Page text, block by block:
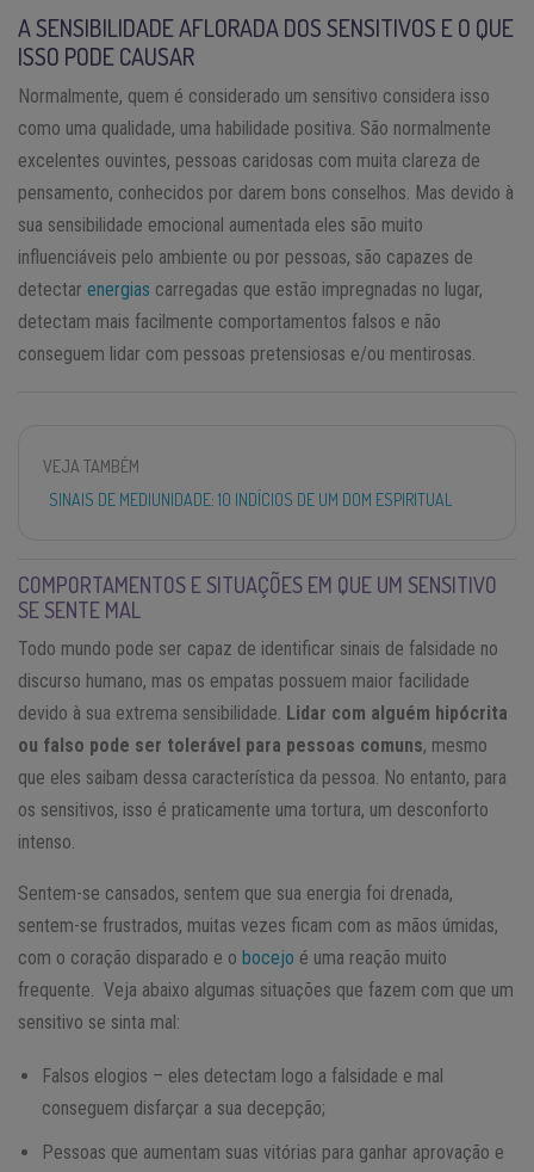
A SENSIBILIDADE AFLORADA DOS SENSITIVOS E O QUE
ISSO PODE CAUSAR
Normalmente, quem é considerado um sensitivo considera isso
como uma qualidade, uma habilidade positiva. São normalmente
excelentes ouvintes, pessoas caridosas com muita clareza de
pensamento, conhecidos por darem bons conselhos. Mas devido à
sua sensibilidade emocional aumentada eles são muito
influenciáveis pelo ambiente ou por pessoas, são capazes de
detectar energias carregadas que estão impregnadas no lugar,
detectam mais facilmente comportamentos falsos e não
conseguem lidar com pessoas pretensiosas e/ou mentirosas.
VEJA TAMBÉM
SINAIS DE MEDIUNIDADE: 10 INDÍCIOS DE UM DOM ESPIRITUAL
COMPORTAMENTOS E SITUAÇÕES EM QUE UM SENSITIVO
SE SENTE MAL
Todo mundo pode ser capaz de identificar sinais de falsidade no
discurso humano, mas os empatas possuem maior facilidade
devido à sua extrema sensibilidade. Lidar com alguém hipócrita
ou falso pode ser tolerável para pessoas comuns, mesmo
que eles saibam dessa característica da pessoa. No entanto, para
os sensitivos, isso é praticamente uma tortura, um desconforto
intenso.
Sentem-se cansados, sentem que sua energia foi drenada,
sentem-se frustrados, muitas vezes ficam com as mãos úmidas,
com o coração disparado e o bocejo é uma reação muito
frequente. Veja abaixo algumas situações que fazem com que um
sensitivo se sinta mal:
Falsos elogios – eles detectam logo a falsidade e mal
conseguem disfarçar a sua decepção;
Pessoas que aumentam suas vitórias para ganhar aprovação e